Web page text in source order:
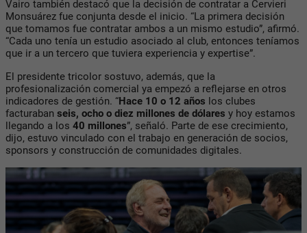
Vairo también destacó que la decisión de contratar a Cervieri
Monsuárez fue conjunta desde el inicio. “La primera decisión
que tomamos fue contratar ambos a un mismo estudio”, afirmó.
“Cada uno tenía un estudio asociado al club, entonces teníamos
que ir a un tercero que tuviera experiencia y expertise”.
El presidente tricolor sostuvo, además, que la
profesionalización comercial ya empezó a reflejarse en otros
indicadores de gestión. “Hace 10 o 12 años los clubes
facturaban seis, ocho o diez millones de dólares y hoy estamos
llegando a los 40 millones”, señaló. Parte de ese crecimiento,
dijo, estuvo vinculado con el trabajo en generación de socios,
sponsors y construcción de comunidades digitales.